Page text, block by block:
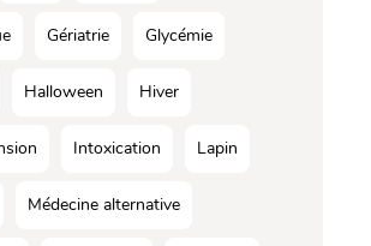
Gériatrie Glycémie
Halloween Hiver
Intoxication Lapin
Médecine alternative